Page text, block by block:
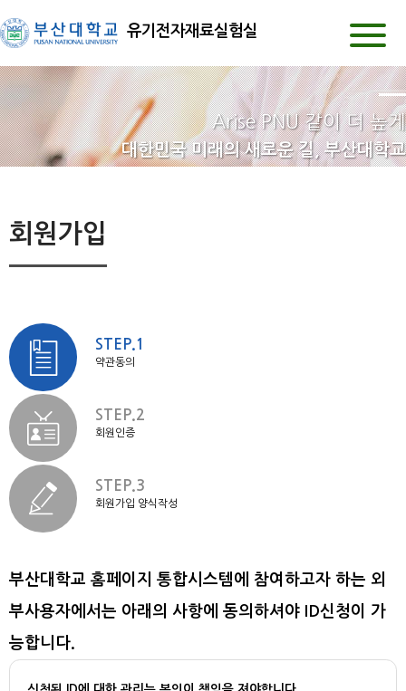
유기전자재료실험실
Arise PNU 같이 더 높게
대한민국 미래의 새로운 길, 부산대학교
회원가입
STEP.1
약관동의
STEP.2
회원인증
STEP.3
회원가입 양식작성
부산대학교 홈페이지 통합시스템에 참여하고자 하는 외
부사용자에서는 아래의 사항에 동의하셔야 ID신청이 가
능합니다.